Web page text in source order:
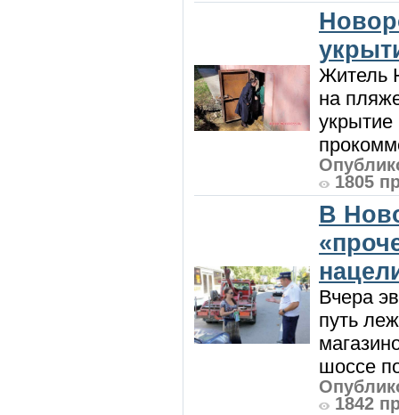
Житель
на
1805
В
Вчера
путь
шоссе
1842